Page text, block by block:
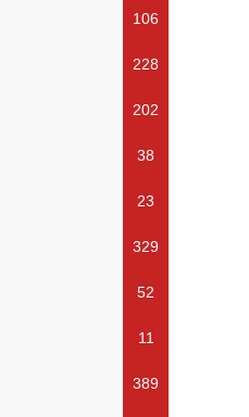
106
228
202
38
23
329
52
11
389